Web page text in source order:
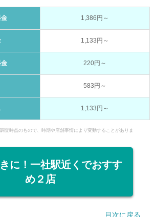
1,386円～
1,133円～
220円～
583円～
1,133円～
査時点のもので、時期や店舗事情により変動することがありま
に！一社駅近くでおすす
め２店
目次に戻る